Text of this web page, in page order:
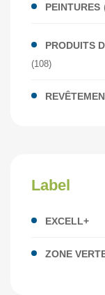
PEINTURES
PRODUITS
(108)
Label
EXCELL+
ZONE